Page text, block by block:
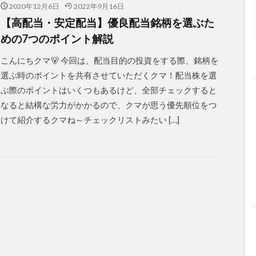
2020年12月6日 2022年9月16日
【高配当・安定配当】優良配当銘柄を選ぶた
めの7つのポイント解説
こんにちクマ🐻 今回は、配当目的の投資をする際、銘柄を
選ぶ時のポイントを共有させていただくクマ！配当株を選
ぶ際のポイントはいくつもあるけど、全部チェックすると
なると結構な労力がかかるので、クマが思う優先順位をつ
けて紹介するクマね～チェックリストみたい […]